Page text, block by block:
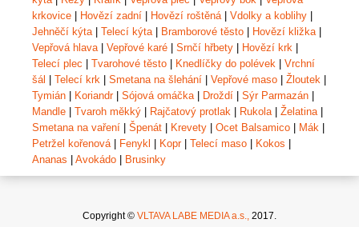
krkovice
Hovězí zadní Hovězí roštěná| Vdolky a koblihy
Jehněčí kýta| Telecí kýta| Bramborové těsto Hovězí kližka|
Vepřová hlava| Vepřové karé Srnčí hřbety Hovězí krk
Telecí plec
Tvarohové těsto Knedlíčky do polévek
Vrchní
šál
Telecí krk Smetana na šlehání Vepřové maso Žloutek
Tymián
Koriandr| Sójová omáčka| Droždí Sýr Parmazán
Mandle
Tvaroh měkký Rajčatový protlak Rukola| Želatina|
Smetana na vaření
Špenát Krevety Ocet Balsamico Mák
Petržel kořenová| Fenykl Kopr| Telecí maso Kokos
Ananas
Avokádo Brusinky
Copyright © VLTAVA LABE MEDIA a.s., 2017.